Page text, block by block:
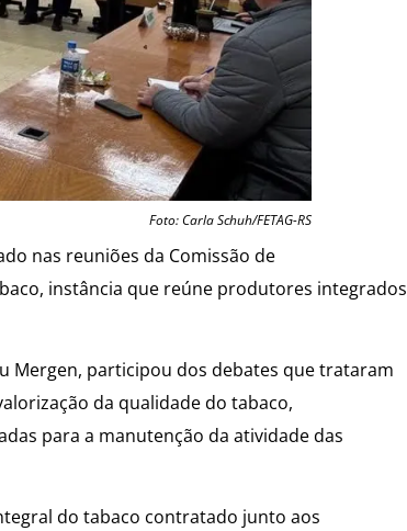
Foto: Carla Schuh/FETAG-RS
nas reuniões da Comissão de
instância que reúne produtores integrados
Mergen, participou dos debates que trataram
da qualidade do tabaco,
para a manutenção da atividade das
do tabaco contratado junto aos